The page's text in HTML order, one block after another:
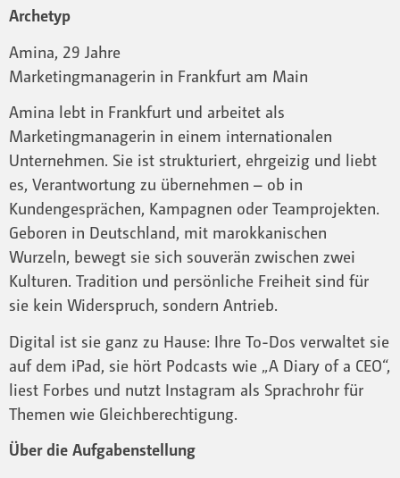
Archetyp
Amina, 29 Jahre
Marketingmanagerin in Frankfurt am Main
Amina lebt in Frankfurt und arbeitet als
Marketingmanagerin in einem internationalen
Unternehmen. Sie ist strukturiert, ehrgeizig und liebt
es, Verantwortung zu übernehmen – ob in
Kundengesprächen, Kampagnen oder Teamprojekten.
Geboren in Deutschland, mit marokkanischen
Wurzeln, bewegt sie sich souverän zwischen zwei
Kulturen. Tradition und persönliche Freiheit sind für
sie kein Widerspruch, sondern Antrieb.
Digital ist sie ganz zu Hause: Ihre To-Dos verwaltet sie
auf dem iPad, sie hört Podcasts wie „A Diary of a CEO“,
liest Forbes und nutzt Instagram als Sprachrohr für
Themen wie Gleichberechtigung.
Über die Aufgabenstellung